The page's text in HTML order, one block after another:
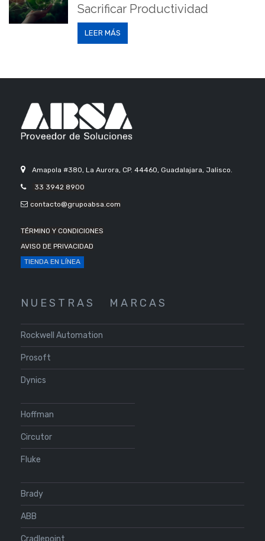
Sacrificar Productividad
LEER MÁS
Amapola #380, La Aurora, CP. 44460, Guadalajara, Jalisco.
33 3942 8900
contacto@grupoabsa.com
TÉRMINO Y CONDICIONES
AVISO DE PRIVACIDAD
TIENDA EN LÍNEA
N U E S T R A S M A R C A S
Rockwell Automation
Prosoft
Dynics
Hoffman
Circutor
Fluke
Brady
ABB
Cradlepoint